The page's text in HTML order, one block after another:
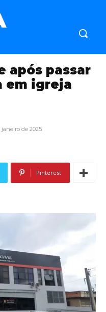
após passar
em igreja
janeiro de 2025
Pinterest